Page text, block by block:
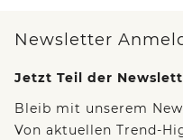
Newsletter
Jetzt Teil der
Bleib mit unserem
Von aktuellen Trend-